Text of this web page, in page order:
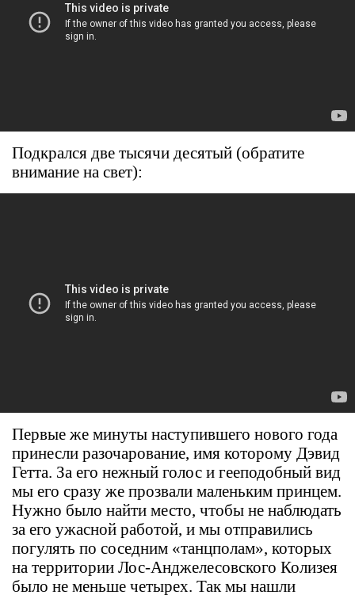
Подкрался две тысячи десятый (обратите
внимание на свет):
Первые же минуты наступившего нового года
принесли разочарование, имя которому Дэвид
Гетта. За его нежный голос и гееподобный вид
мы его сразу же прозвали маленьким принцем.
Нужно было найти место, чтобы не наблюдать
за его ужасной работой, и мы отправились
погулять по соседним «танцполам», которых
на территории Лос-Анджелесовского Колизея
было не меньше четырех. Так мы нашли